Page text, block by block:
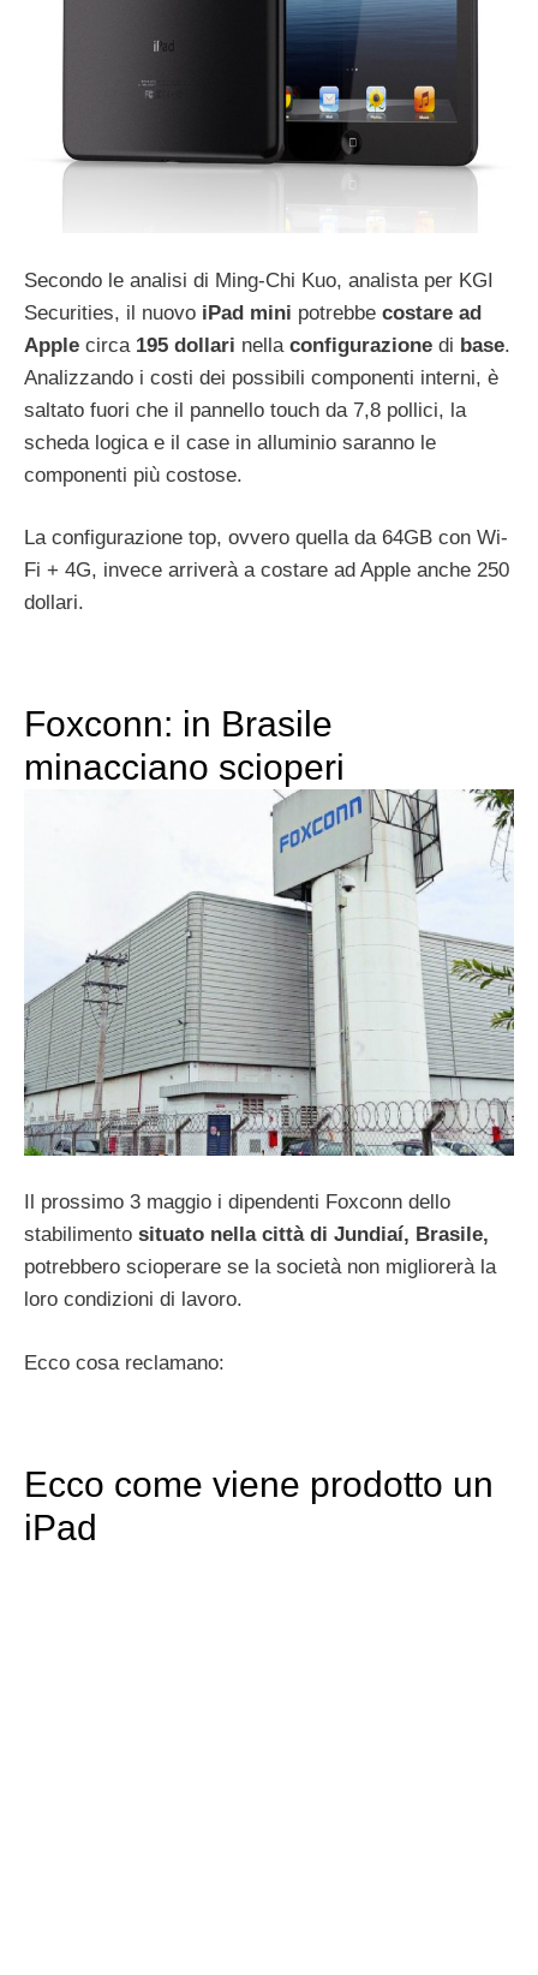
Secondo le analisi di Ming-Chi Kuo, analista per KGI
Securities, il nuovo iPad mini potrebbe costare ad
Apple circa 195 dollari nella configurazione di base.
Analizzando i costi dei possibili componenti interni, è
saltato fuori che il pannello touch da 7,8 pollici, la
scheda logica e il case in alluminio saranno le
componenti più costose.
La configurazione top, ovvero quella da 64GB con Wi-
Fi + 4G, invece arriverà a costare ad Apple anche 250
dollari.
Foxconn: in Brasile
minacciano scioperi
Il prossimo 3 maggio i dipendenti Foxconn dello
stabilimento situato nella città di Jundiaí, Brasile,
potrebbero scioperare se la società non migliorerà la
loro condizioni di lavoro.
Ecco cosa reclamano:
Ecco come viene prodotto un
iPad